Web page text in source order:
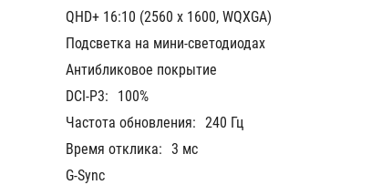
QHD+ 16:10 (2560 x 1600, WQXGA)
Подсветка на мини-светодиодах
Антибликовое покрытие
DCI-P3:
100%
Частота обновления: 240 Гц
Время отклика: 3 мс
G-Sync